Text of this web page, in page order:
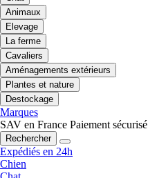
Animaux
Elevage
La ferme
Cavaliers
Aménagements extérieurs
Plantes et nature
Destockage
Marques
SAV en France Paiement sécurisé
Rechercher
Expédiés en 24h
Chien